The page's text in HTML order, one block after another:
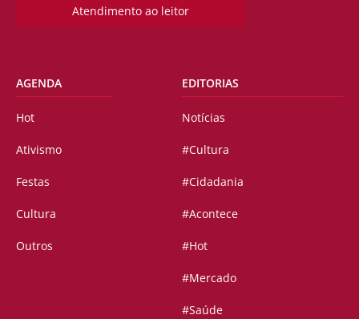
Atendimento ao leitor
AGENDA
Hot
Ativismo
Festas
Cultura
Outros
EDITORIAS
Notícias
#Cultura
#Cidadania
#Acontece
#Hot
#Mercado
#Saúde